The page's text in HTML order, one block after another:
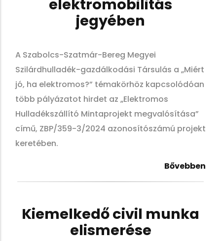
elektromobilitás
jegyében
A Szabolcs-Szatmár-Bereg Megyei
Szilárdhulladék-gazdálkodási Társulás a „Miért
jó, ha elektromos?” témakörhöz kapcsolódóan
több pályázatot hirdet az „Elektromos
Hulladékszállító Mintaprojekt megvalósítása”
című, ZBP/359-3/2024 azonosítószámú projekt
keretében.
Bővebben
Kiemelkedő civil munka
elismerése